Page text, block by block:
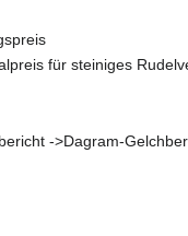
für steiniges
->Dagram-